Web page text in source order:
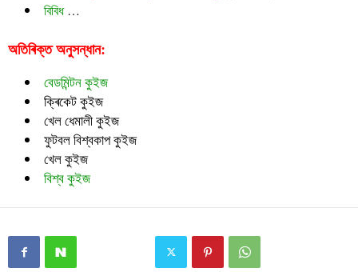
বিবিধ…
অতিৰিক্ত অনুসন্ধান:
বেডমিন্টন কুইজ
ক্ৰিকেট কুইজ
খেল ধেমালী কুইজ
ফুটবল বিশ্বকাপ কুইজ
খেল কুইজ
বিশ্ব কুইজ